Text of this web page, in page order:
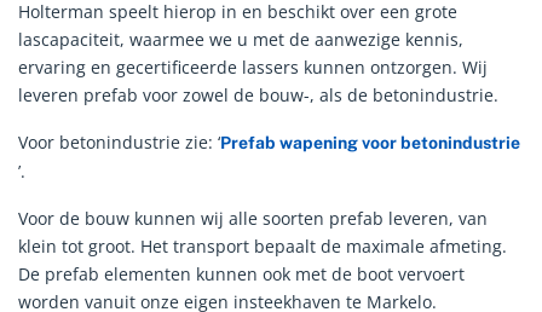
Holterman speelt hierop in en beschikt over een grote
lascapaciteit, waarmee we u met de aanwezige kennis,
ervaring en gecertificeerde lassers kunnen ontzorgen. Wij
leveren prefab voor zowel de bouw-, als de betonindustrie.
Voor betonindustrie zie: ‘Prefab wapening voor betonindustrie
’.
Voor de bouw kunnen wij alle soorten prefab leveren, van
klein tot groot. Het transport bepaalt de maximale afmeting.
De prefab elementen kunnen ook met de boot vervoert
worden vanuit onze eigen insteekhaven te Markelo.